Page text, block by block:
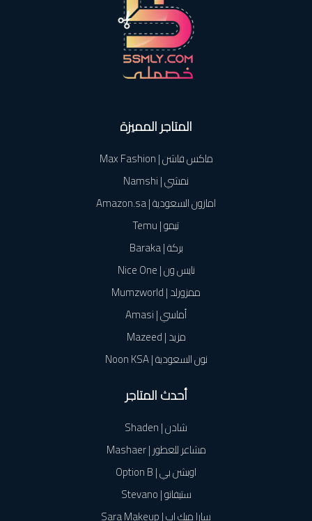
المتاجر المميزة
ماكس فاشن | Max Fashion
نمشي | Namshi
امازون السعودية | Amazon.sa
تيمو | Temu
بركة | Baraka
نايس ون | Nice One
ممزورلد | Mumzworld
أماسي | Amasi
مزيد | Mazeed
نون السعودية | Noon KSA
أحدث المتاجر
شادن | Shaden
مشاعر للعطور | Mashaer
اوبشن بي | Option B
ستيفانو | Stevano
سارا ميك اب | Sara Makeup